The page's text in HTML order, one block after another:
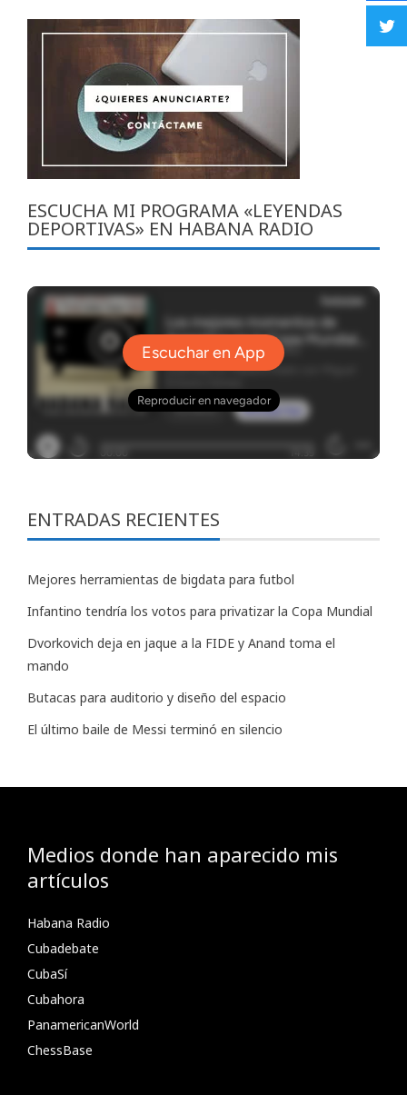
ESCUCHA MI PROGRAMA «LEYENDAS
DEPORTIVAS» EN HABANA RADIO
ENTRADAS RECIENTES
Mejores herramientas de bigdata para futbol
Infantino tendría los votos para privatizar la Copa Mundial
Dvorkovich deja en jaque a la FIDE y Anand toma el
mando
Butacas para auditorio y diseño del espacio
El último baile de Messi terminó en silencio
Medios donde han aparecido mis
artículos
Habana Radio
Cubadebate
CubaSí
Cubahora
PanamericanWorld
ChessBase